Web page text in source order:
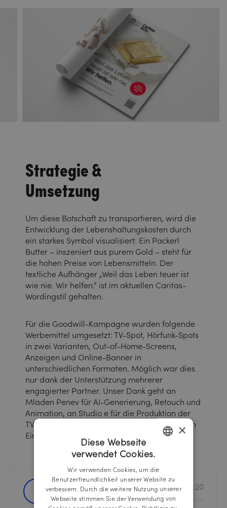
Strategie &
Umsetzung
Um diese Botschaft zu transportieren, wird die
Entwicklung der Lebenshaltungskosten durch
ein starkes Symbol visualisiert: Ein Packerl
Butter – inszeniert aus purem Gold – steht für
die hohen Preise von Lebensmitteln. Der
textliche Aufhänger „Weil das Leben teuer ist
wie nie. Wir helfen.“ ist im aktuellen Caritas-
Wordingstil gehalten.
Für die Goodwill-Kampagne wurden folgende
Werbemittel umgesetzt: TV-Spot, Hörfunk-Spots
in zwei Varianten, Out-of-Home-Screens,
Anzeigen und Online-Banner in
unterschiedlichen Formaten. Möglich war dies
nur dank der Unterstützung mehrerer
engagierter Partner. Unser Dank geht an
Mladen Penev für AI-Generierung, Retouch und
Animation, an Studio e für die Produktion der
TV- und HF-Spots sowie an Silvia Plank für den
Einsatz ihrer Profi-Stimme.
Hörfunkspot 00:20
GERMAN
×
Diese Webseite
verwendet Cookies.
Wir verwenden Cookies, um die
Benutzerfreundlichkeit unserer Website zu
verbessern. Durch die weitere Nutzung unserer
Webseite stimmen Sie der Verwendung von